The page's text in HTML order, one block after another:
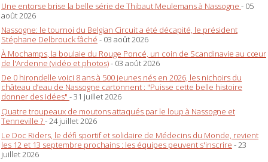
Une entorse brise la belle série de Thibaut Meulemans à Nassogne - 05
août 2026
Nassogne: le tournoi du Belgian Circuit a été décapité, le président
Stéphane Delbrouck fâché - 03 août 2026
À Mochamps, la boulaie du Rouge Poncé, un coin de Scandinavie au cœur
de l'Ardenne (vidéo et photos)- 03 août 2026
De 0 hirondelle voici 8 ans à 500 jeunes nés en 2026, les nichoirs du
château d’eau de Nassogne cartonnent : "Puisse cette belle histoire
donner des idées" - 31 juillet 2026
Quatre troupeaux de moutons attaqués par le loup à Nassogne et
Tenneville ?- 24 juillet 2026
Le Doc Riders, le défi sportif et solidaire de Médecins du Monde, revient
les 12 et 13 septembre prochains : les équipes peuvent s'inscrire - 23
juillet 2026